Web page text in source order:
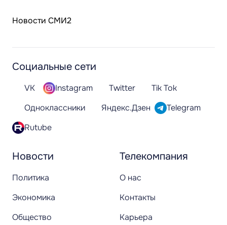
Новости СМИ2
Новости
Политика
Экономика
Общество
Телекомпания
О нас
Контакты
Карьера
Социальные сети
VK Instagram Twitter
Tik Tok
Одноклассники
Яндекс.Дзен
Telegram
Rutube